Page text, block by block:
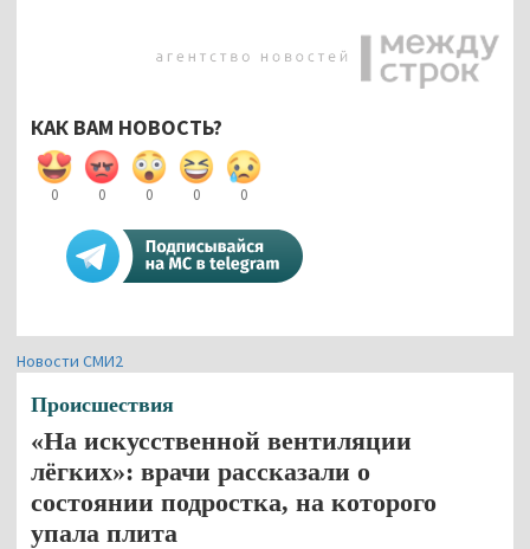
КАК ВАМ НОВОСТЬ?
0 0 0 0 0
Новости СМИ2
Происшествия
«На искусственной вентиляции
лёгких»: врачи рассказали о
состоянии подростка, на которого
упала плита